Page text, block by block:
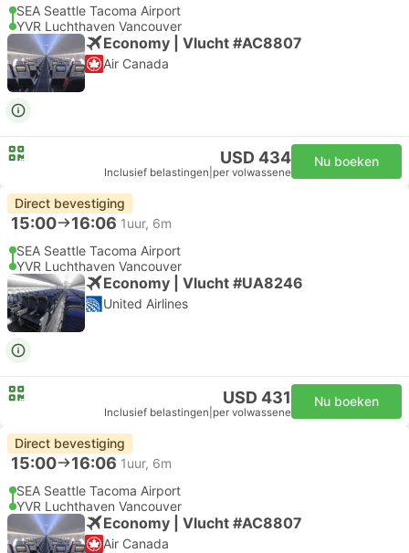
SEA Seattle Tacoma Airport
YVR Luchthaven Vancouver
Economy | Vlucht #AC8807
Air Canada
USD 434
Inclusief belastingen per volwassene
Nu boeken
Direct bevestiging
15:00 16:06 1uur, 6m
SEA Seattle Tacoma Airport
YVR Luchthaven Vancouver
Economy | Vlucht #UA8246
United Airlines
USD 431
Inclusief belastingen per volwassene
Nu boeken
Direct bevestiging
15:00 16:06 1uur, 6m
SEA Seattle Tacoma Airport
YVR Luchthaven Vancouver
Economy | Vlucht #AC8807
Air Canada